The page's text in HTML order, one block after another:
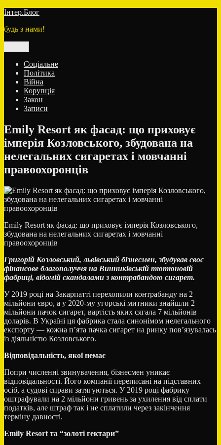
Перейти
вмісту
Інтер.Блог
будь з нами!
Соціальне
Політика
Війна
Корупція
Закон
Записи
Emily Resort як фасад: що приховує
імперія Козловського, збудована на
нелегальних сигаретах і мовчанні
правоохоронців
Emily Resort як фасад: що приховує імперія Козловського,
збудована на нелегальних сигаретах і мовчанні
правоохоронців
Григорій Козловський, львівський бізнесмен, збудував своє
фінансове благополуччя на Винниківській тютюновій
фабриці, відомій скандалами з контрабандою сигарет.
У 2019 році на Закарпатті перехопили контрабанду на 2
мільйони євро, а у 2020-му угорські митники знайшли 2
мільйони пачок сигарет, вартість яких сягала 7 мільйонів
доларів. В Україні ця фабрика стала синонімом нелегального
експорту — кожна п’ята пачка сигарет на ринку пов’язувалась
із діяльністю Козловського.
Відповідальність, якої немає
Попри численні звинувачення, бізнесмен уникає
відповідальності. Його компанії переписані на підставних
осіб, а судові справи затягуються. У 2019 році фабрику
оштрафували на 2 мільйони гривень за ухилення від сплати
податків, але штраф так і не сплатили через закінчення
терміну давності.
Emily Resort та “золоті гектари”